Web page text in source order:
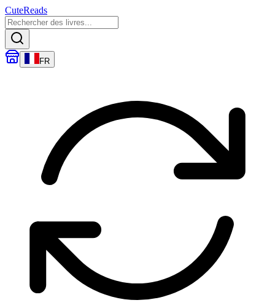
CuteReads
FR